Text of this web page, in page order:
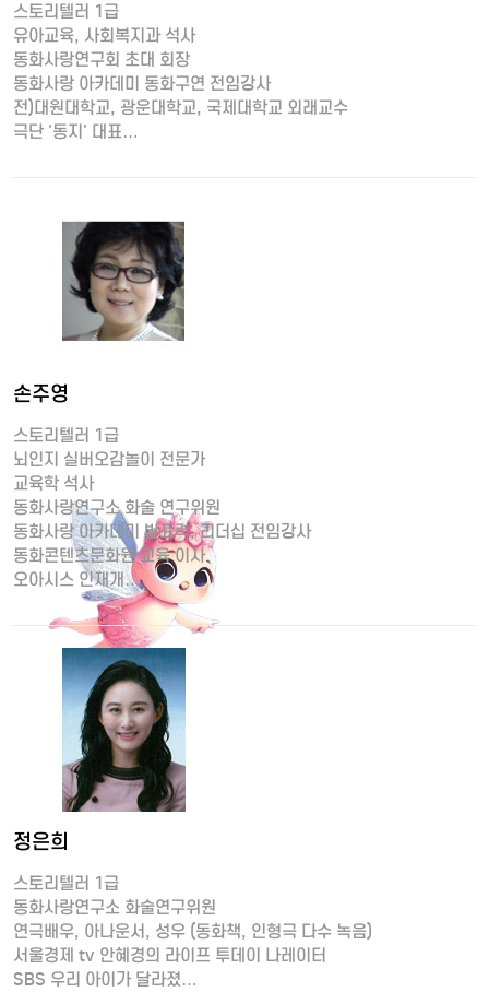
스토리텔러 1급
유아교육, 사회복지과 석사
동화사랑연구회 초대 회장
동화사랑 아카데미 동화구연 전임강사
전)대원대학교, 광운대학교, 국제대학교 외래교수
극단 '동지' 대표…
손주영
스토리텔러 1급
뇌인지 실버오감놀이 전문가
교육학 석사
동화사랑연구소 화술 연구위원
동화사랑 아카데미 발표력, 리더십 전임강사
동화콘텐츠문화원 교육 이사
오아시스 인재개…
정은희
스토리텔러 1급
동화사랑연구소 화술연구위원
연극배우, 아나운서, 성우 (동화책, 인형극 다수 녹음)
서울경제 tv 안혜경의 라이프 투데이 나레이터
SBS 우리 아이가 달라졌…